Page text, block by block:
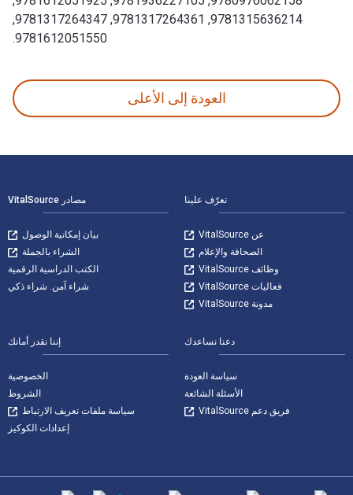
9781315636214, 9781317264361, 9781317264347,
9781612051550.
العودة إلى الأعلى
تعرّف علينا
عن VitalSource
الصحافة والإعلام
وظائف VitalSource
فعاليات VitalSource
مدونة VitalSource
مصادر VitalSource
بيان إمكانية الوصول
الشراء بالجملة
الكتب الدراسية الرقمية
شراء آمن. شراء ذكي
دعنا نساعدك
سياسة العودة
الأسئلة الشائعة
فريق دعم VitalSource
إننا نقدر أمانك
الخصوصية
الشروط
سياسة ملفات تعريف الارتباط
إعدادات الكوكيز